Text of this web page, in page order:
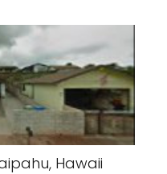
Hawaii